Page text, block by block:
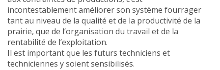
incontestablement améliorer son système fourrager
tant au niveau de la qualité et de la productivité de la
prairie, que de l’organisation du travail et de la
rentabilité de l’exploitation.
Il est important que les futurs techniciens et
techniciennes y soient sensibilisés.